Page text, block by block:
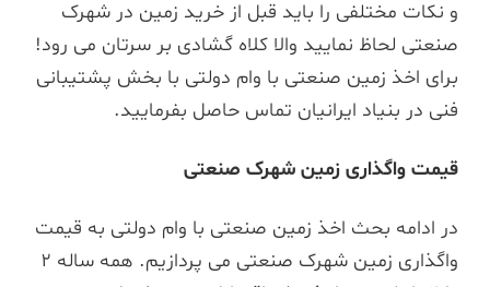
و نکات مختلفی را باید قبل از خرید زمین در شهرک
صنعتی لحاظ نمایید والا کلاه گشادی بر سرتان می رود!
برای اخذ زمین صنعتی با وام دولتی با بخش پشتیبانی
فنی در بنیاد ایرانیان تماس حاصل بفرمایید.
قیمت واگذاری زمین شهرک صنعتی
در ادامه بحث اخذ زمین صنعتی با وام دولتی به قیمت
واگذاری زمین شهرک صنعتی می پردازیم. همه ساله 2